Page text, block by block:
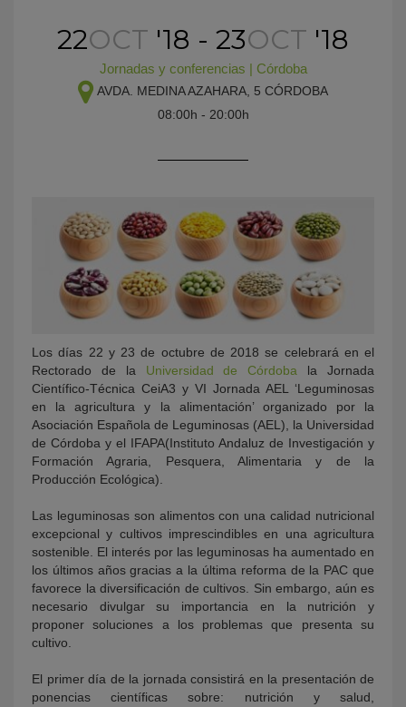
22OCT '18 - 23OCT '18
Jornadas y conferencias | Córdoba
AVDA. MEDINA AZAHARA, 5 CÓRDOBA
08:00h - 20:00h
Los días 22 y 23 de octubre de 2018 se celebrará en el
Rectorado de la Universidad de Córdoba la Jornada
Científico-Técnica CeiA3 y VI Jornada AEL ‘Leguminosas
en la agricultura y la alimentación’ organizado por la
Asociación Española de Leguminosas (AEL), la Universidad
de Córdoba y el IFAPA(Instituto Andaluz de Investigación y
Formación Agraria, Pesquera, Alimentaria y de la
Producción Ecológica).
Las leguminosas son alimentos con una calidad nutricional
excepcional y cultivos imprescindibles en una agricultura
sostenible. El interés por las leguminosas ha aumentado en
los últimos años gracias a la última reforma de la PAC que
favorece la diversificación de cultivos. Sin embargo, aún es
necesario divulgar su importancia en la nutrición y
proponer soluciones a los problemas que presenta su
cultivo.
El primer día de la jornada consistirá en la presentación de
ponencias científicas sobre: nutrición y salud,